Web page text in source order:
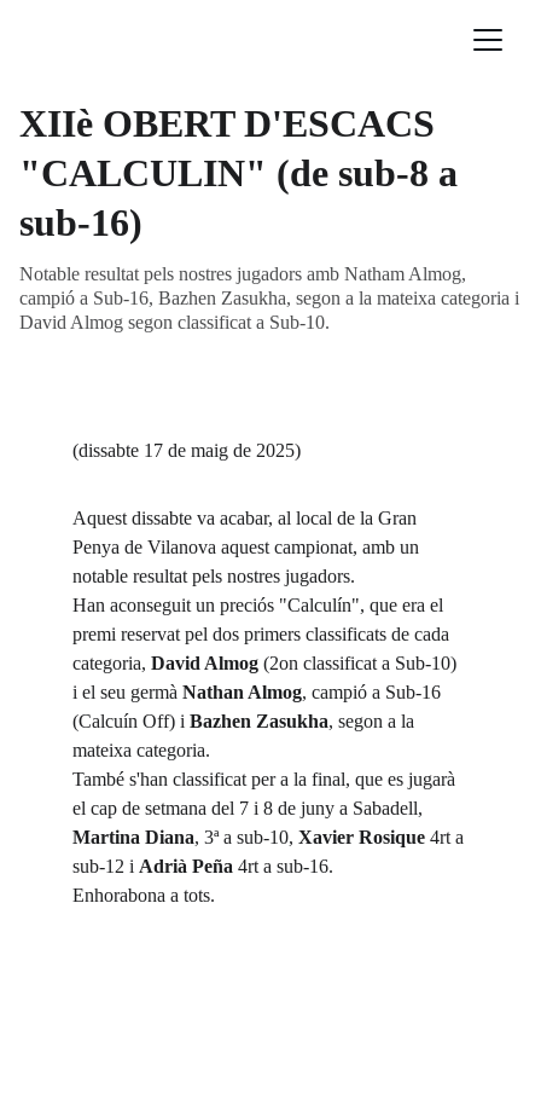
XIIè OBERT D'ESCACS
"CALCULIN" (de sub-8 a
sub-16)
Notable resultat pels nostres jugadors amb Natham Almog,
campió a Sub-16, Bazhen Zasukha, segon a la mateixa categoria i
David Almog segon classificat a Sub-10.
(dissabte 17 de maig de 2025)
Aquest dissabte va acabar, al local de la Gran
Penya de Vilanova aquest campionat, amb un
notable resultat pels nostres jugadors.
Han aconseguit un preciós "Calculín", que era el
premi reservat pel dos primers classificats de cada
categoria, David Almog (2on classificat a Sub-10)
i el seu germà Nathan Almog, campió a Sub-16
(Calcuín Off) i Bazhen Zasukha, segon a la
mateixa categoria.
També s'han classificat per a la final, que es jugarà
el cap de setmana del 7 i 8 de juny a Sabadell,
Martina Diana, 3ª a sub-10, Xavier Rosique 4rt a
sub-12 i Adrià Peña 4rt a sub-16.
Enhorabona a tots.